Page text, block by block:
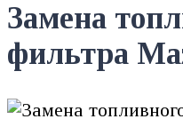
Замена
фильтра